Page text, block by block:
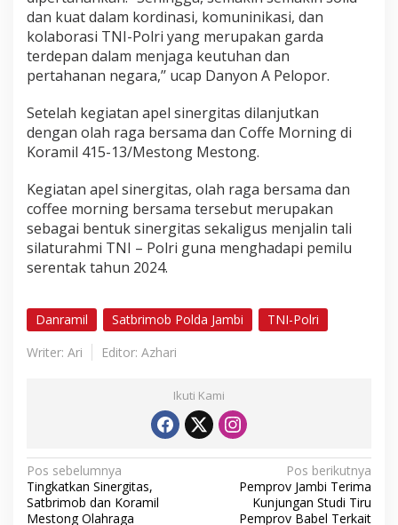
dan kuat dalam kordinasi, komuninikasi, dan
kolaborasi TNI-Polri yang merupakan garda
terdepan dalam menjaga keutuhan dan
pertahanan negara,’’ ucap Danyon A Pelopor.
Setelah kegiatan apel sinergitas dilanjutkan
dengan olah raga bersama dan Coffe Morning di
Koramil 415-13/Mestong Mestong.
Kegiatan apel sinergitas, olah raga bersama dan
coffee morning bersama tersebut merupakan
sebagai bentuk sinergitas sekaligus menjalin tali
silaturahmi TNI – Polri guna menghadapi pemilu
serentak tahun 2024.
Danramil Satbrimob Polda Jambi
TNI-Polri
Writer: Ari
Editor: Azhari
Ikuti Kami
N
a
Pos sebelumnya
Tingkatkan Sinergitas,
Satbrimob dan Koramil
Mestong Olahraga
Pos berikutnya
Pemprov Jambi Terima
Kunjungan Studi Tiru
Pemprov Babel Terkait